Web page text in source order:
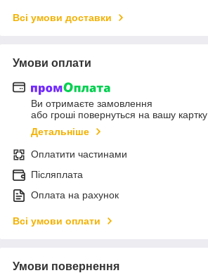
Всі умови доставки
Умови оплати
Ви отримаєте замовлення
або гроші повернуться на вашу картку
Детальніше
Оплатити частинами
Післяплата
Оплата на рахунок
Всі умови оплати
Умови повернення